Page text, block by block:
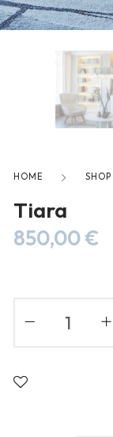
HOME SHOP
Tiara
850,00€